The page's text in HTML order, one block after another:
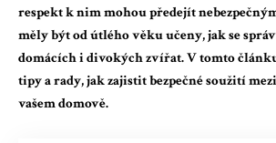
respekt k nim mohou předejít
měly být od útlého věku učeny, jak se
domácích i divokých zvířat. V tomto
tipy a rady, jak zajistit bezpečné soužití
vašem domově.